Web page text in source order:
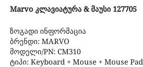
Marvo კლავიატურა & მაუსი 127705
ზოგადი ინფორმაცია
ბრენდი: MARVO
მოდელი/PN: CM310
ტიპი: Keyboard + Mouse + Mouse Pad